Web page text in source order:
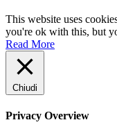
This website uses
you're ok with this, but
Read More
Chiudi
Privacy Overview